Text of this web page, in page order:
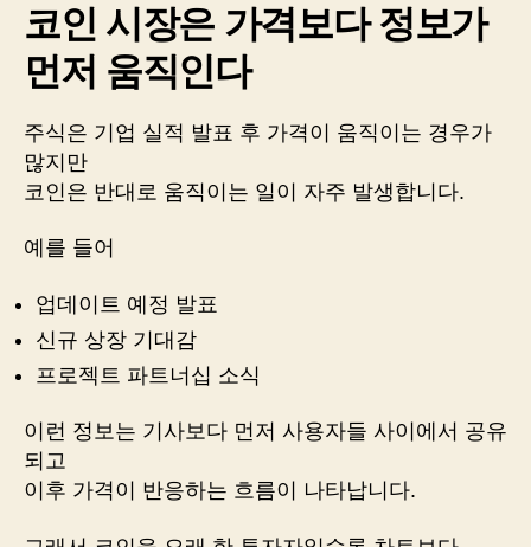
코인 시장은 가격보다 정보가
먼저 움직인다
주식은 기업 실적 발표 후 가격이 움직이는 경우가
많지만
코인은 반대로 움직이는 일이 자주 발생합니다.
예를 들어
업데이트 예정 발표
신규 상장 기대감
프로젝트 파트너십 소식
이런 정보는 기사보다 먼저 사용자들 사이에서 공유
되고
이후 가격이 반응하는 흐름이 나타납니다.